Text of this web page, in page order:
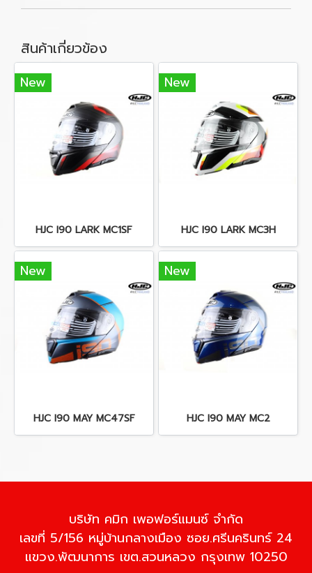
สินค้าเกี่ยวข้อง
New
HJC I90 LARK MC1SF
New
HJC I90 LARK MC3H
New
HJC I90 MAY MC47SF
New
HJC I90 MAY MC2
บริษัท คมิก เพอฟอร์แมนซ์ จำกัด
เลขที่ 5/156 หมู่บ้านกลางเมือง ซอย.ศรีนครินทร์ 24
แขวง.พัฒนาการ เขต.สวนหลวง กรุงเทพ 10250